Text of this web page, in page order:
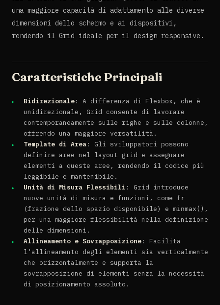
una maggiore capacità di adattamento alle diverse
dimensioni dello schermo e ai dispositivi,
rendendo il Grid ideale per il design responsive.
Caratteristiche Principali
Bidirezionale: A differenza di Flexbox, che è
unidirezionale, Grid consente di lavorare
contemporaneamente sulle righe e sulle colonne,
offrendo una maggiore versatilità.
Template di Area: Gli sviluppatori possono
definire aree nel layout grid e assegnare
elementi a queste aree, rendendo il codice più
leggibile e mantenibile.
Unità di Misura Flessibili : Grid introduce
nuove unità di misura e funzioni, come
fr
(frazione dello spazio disponibile) e minmax() ,
per una maggiore flessibilità nella definizione
delle dimensioni.
Allineamento e Sovrapposizione: Facilita
l'allineamento degli elementi sia verticalmente
che orizzontalmente e supporta la
sovrapposizione di elementi senza la necessità
di posizionamento assoluto.